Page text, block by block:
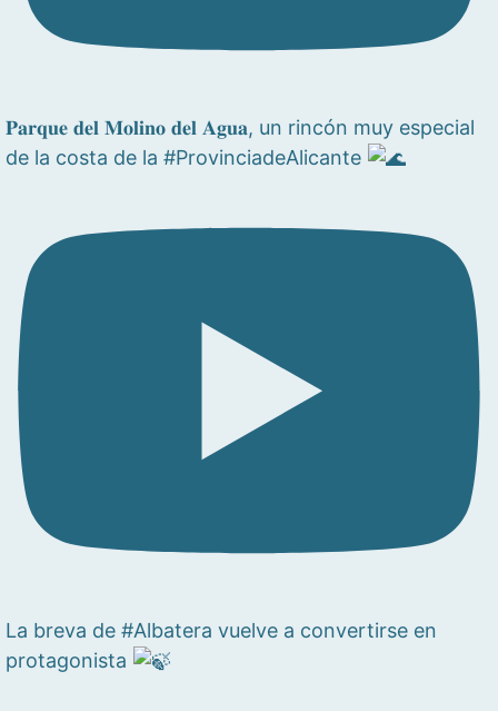
𝐏𝐚𝐫𝐪𝐮𝐞 𝐝𝐞𝐥 𝐌𝐨𝐥𝐢𝐧𝐨 𝐝𝐞𝐥 𝐀𝐠𝐮𝐚, un rincón muy especial
de la costa de la #ProvinciadeAlicante
La breva de #Albatera vuelve a convertirse en
protagonista